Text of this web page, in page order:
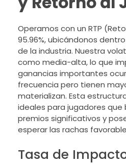
Operamos con un RTP
95.96%, ubicándonos
de la industria. Nuestra
como media-alta, lo que
ganancias importantes
frecuencia pero tienen
materializan. Esta
ideales para jugadores que
premios significativos y
esperar las rachas
Tasa de